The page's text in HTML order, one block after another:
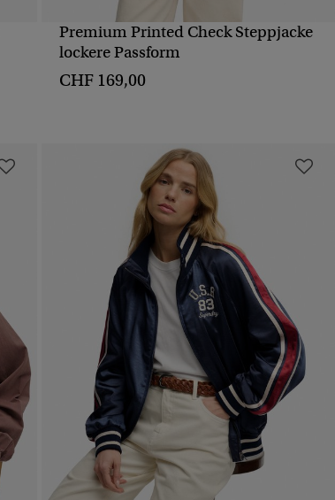
SCHNELLANSICHT
Premium Printed Check Steppjacke
lockere Passform
CHF 169,00